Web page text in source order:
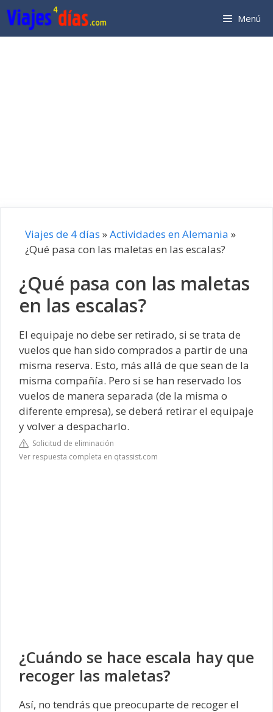
Saltar
al
contenido
Menú
Viajes de 4 días »Actividades en Alemania »
¿Qué pasa con las maletas en las escalas?
¿Qué pasa con las maletas
en las escalas?
El equipaje no debe ser retirado, si se trata de
vuelos que han sido comprados a partir de una
misma reserva. Esto, más allá de que sean de la
misma compañía. Pero si se han reservado los
vuelos de manera separada (de la misma o
diferente empresa), se deberá retirar el equipaje
y volver a despacharlo.
Solicitud de eliminación
Ver respuesta completa en qtassist.com
¿Cuándo se hace escala hay que
recoger las maletas?
Así, no tendrás que preocuparte de recoger el